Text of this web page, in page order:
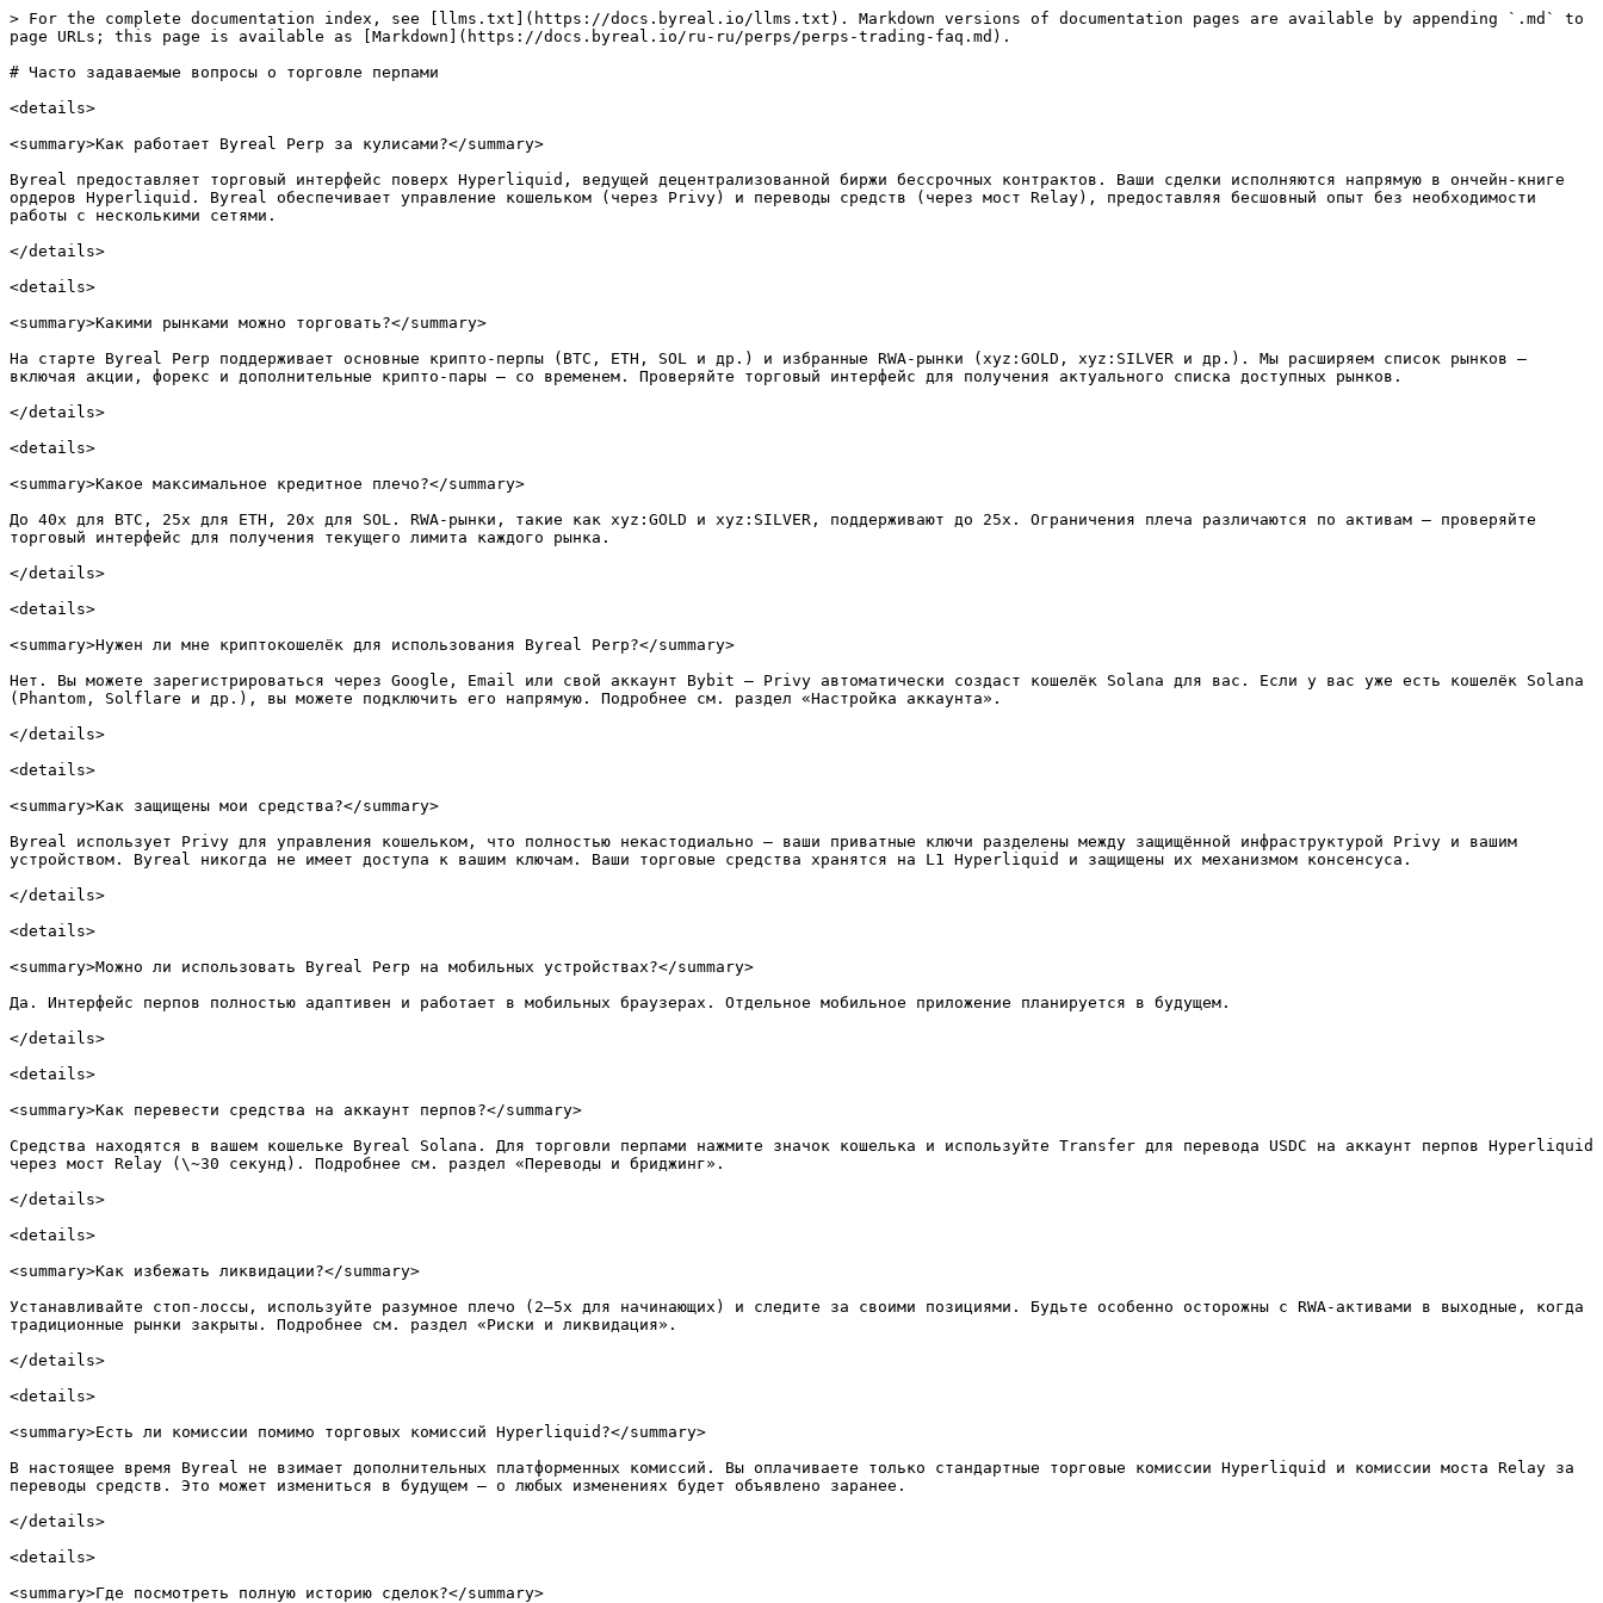
> For the complete documentation index, see [llms.txt](https://docs.byreal.io/llms.txt). Markdown versions of documentation pages are available by appending `.md` to
page URLs; this page is available as [Markdown](https://docs.byreal.io/ru-ru/perps/perps-trading-faq.md).
# Часто задаваемые вопросы о торговле перпами
<details>
<summary>Как работает Byreal Perp за кулисами?</summary>
Byreal предоставляет торговый интерфейс поверх Hyperliquid, ведущей децентрализованной биржи бессрочных контрактов. Ваши сделки исполняются напрямую в ончейн-книге
ордеров Hyperliquid. Byreal обеспечивает управление кошельком (через Privy) и переводы средств (через мост Relay), предоставляя бесшовный опыт без необходимости
работы с несколькими сетями.
</details>
<details>
<summary>Какими рынками можно торговать?</summary>
На старте Byreal Perp поддерживает основные крипто-перпы (BTC, ETH, SOL и др.) и избранные RWA-рынки (xyz:GOLD, xyz:SILVER и др.). Мы расширяем список рынков —
включая акции, форекс и дополнительные крипто-пары — со временем. Проверяйте торговый интерфейс для получения актуального списка доступных рынков.
</details>
<details>
<summary>Какое максимальное кредитное плечо?</summary>
До 40x для BTC, 25x для ETH, 20x для SOL. RWA-рынки, такие как xyz:GOLD и xyz:SILVER, поддерживают до 25x. Ограничения плеча различаются по активам — проверяйте
торговый интерфейс для получения текущего лимита каждого рынка.
</details>
<details>
<summary>Нужен ли мне криптокошелёк для использования Byreal Perp?</summary>
Нет. Вы можете зарегистрироваться через Google, Email или свой аккаунт Bybit — Privy автоматически создаст кошелёк Solana для вас. Если у вас уже есть кошелёк Solana
(Phantom, Solflare и др.), вы можете подключить его напрямую. Подробнее см. раздел «Настройка аккаунта».
</details>
<details>
<summary>Как защищены мои средства?</summary>
Byreal использует Privy для управления кошельком, что полностью некастодиально — ваши приватные ключи разделены между защищённой инфраструктурой Privy и вашим
устройством. Byreal никогда не имеет доступа к вашим ключам. Ваши торговые средства хранятся на L1 Hyperliquid и защищены их механизмом консенсуса.
</details>
<details>
<summary>Можно ли использовать Byreal Perp на мобильных устройствах?</summary>
Да. Интерфейс перпов полностью адаптивен и работает в мобильных браузерах. Отдельное мобильное приложение планируется в будущем.
</details>
<details>
<summary>Как перевести средства на аккаунт перпов?</summary>
Средства находятся в вашем кошельке Byreal Solana. Для торговли перпами нажмите значок кошелька и используйте Transfer для перевода USDC на аккаунт перпов Hyperliquid
через мост Relay (\~30 секунд). Подробнее см. раздел «Переводы и бриджинг».
</details>
<details>
<summary>Как избежать ликвидации?</summary>
Устанавливайте стоп-лоссы, используйте разумное плечо (2–5x для начинающих) и следите за своими позициями. Будьте особенно осторожны с RWA-активами в выходные, когда
традиционные рынки закрыты. Подробнее см. раздел «Риски и ликвидация».
</details>
<details>
<summary>Есть ли комиссии помимо торговых комиссий Hyperliquid?</summary>
В настоящее время Byreal не взимает дополнительных платформенных комиссий. Вы оплачиваете только стандартные торговые комиссии Hyperliquid и комиссии моста Relay за
переводы средств. Это может измениться в будущем — о любых изменениях будет объявлено заранее.
</details>
<details>
<summary>Где посмотреть полную историю сделок?</summary>